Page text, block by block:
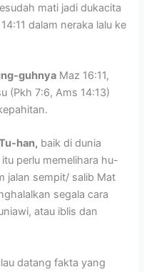
mati jadi dukacita
dalam neraka lalu ke
guhnya Maz 16:11,
(Pkh 7:6, Ams 14:13)
han, baik di dunia
perlu memelihara hu-
jalan sempit/ salib Mat
segala cara
atau iblis dan
datang fakta yang